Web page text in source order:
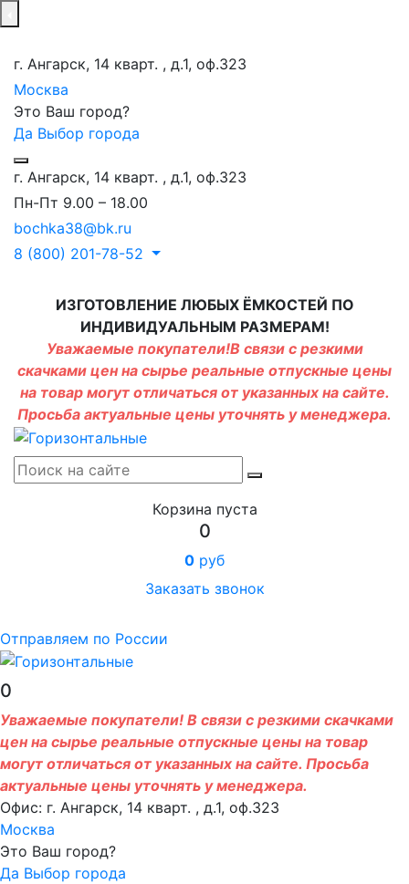
г. Ангарск, 14 кварт. , д.1, оф.323
Москва
Это Ваш город?
Да Выбор города
г. Ангарск, 14 кварт. , д.1, оф.323
Пн-Пт 9.00 – 18.00
bochka38@bk.ru
8 (800) 201-78-52
ИЗГОТОВЛЕНИЕ ЛЮБЫХ ЁМКОСТЕЙ ПО
ИНДИВИДУАЛЬНЫМ РАЗМЕРАМ!
Уважаемые покупатели!В связи с резкими
скачками цен на сырье реальные отпускные цены
на товар могут отличаться от указанных на сайте.
Просьба актуальные цены уточнять у менеджера.
Корзина пуста
0
0 руб
Заказать звонок
Отправляем по России
0
Уважаемые покупатели! В связи с резкими скачками
цен на сырье реальные отпускные цены на товар
могут отличаться от указанных на сайте. Просьба
актуальные цены уточнять у менеджера.
Офис: г. Ангарск, 14 кварт. , д.1, оф.323
Москва
Это Ваш город?
Да Выбор города